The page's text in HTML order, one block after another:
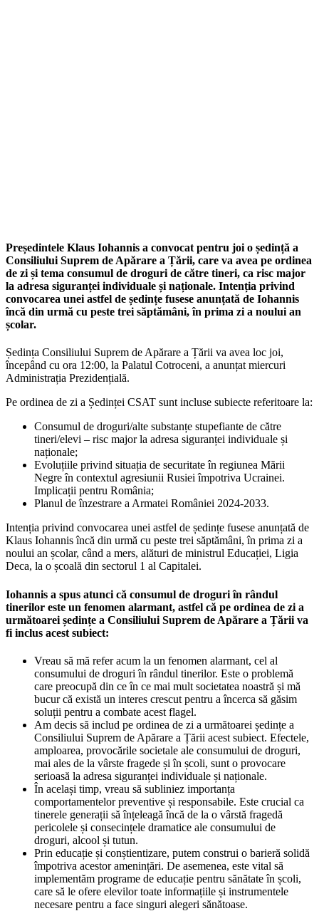
​Președintele Klaus Iohannis a convocat pentru joi o ședință a
Consiliului Suprem de Apărare a Țării, care va avea pe ordinea
de zi și tema consumul de droguri de către tineri, ca risc major
la adresa siguranței individuale și naționale. Intenția privind
convocarea unei astfel de ședințe fusese anunțată de Iohannis
încă din urmă cu peste trei săptămâni, în prima zi a noului an
școlar.
Ședința Consiliului Suprem de Apărare a Țării va avea loc joi,
începând cu ora 12:00, la Palatul Cotroceni, a anunțat miercuri
Administrația Prezidențială.
Pe ordinea de zi a Ședinței CSAT sunt incluse subiecte referitoare la:
Consumul de droguri/alte substanțe stupefiante de către
tineri/elevi – risc major la adresa siguranței individuale și
naționale;
Evoluțiile privind situația de securitate în regiunea Mării
Negre în contextul agresiunii Rusiei împotriva Ucrainei.
Implicații pentru România;
Planul de înzestrare a Armatei României 2024-2033.
Intenția privind convocarea unei astfel de ședințe fusese anunțată de
Klaus Iohannis încă din urmă cu peste trei săptămâni, în prima zi a
noului an școlar, când a mers, alături de ministrul Educației, Ligia
Deca, la o școală din sectorul 1 al Capitalei.
Iohannis a spus atunci că consumul de droguri în rândul
tinerilor este un fenomen alarmant, astfel că pe ordinea de zi a
următoarei ședințe a Consiliului Suprem de Apărare a Țării va
fi inclus acest subiect:
Vreau să mă refer acum la un fenomen alarmant, cel al
consumului de droguri în rândul tinerilor. Este o problemă
care preocupă din ce în ce mai mult societatea noastră și mă
bucur că există un interes crescut pentru a încerca să găsim
soluții pentru a combate acest flagel.
Am decis să includ pe ordinea de zi a următoarei ședințe a
Consiliului Suprem de Apărare a Țării acest subiect. Efectele,
amploarea, provocările societale ale consumului de droguri,
mai ales de la vârste fragede și în școli, sunt o provocare
serioasă la adresa siguranței individuale și naționale.
În același timp, vreau să subliniez importanța
comportamentelor preventive și responsabile. Este crucial ca
tinerele generații să înțeleagă încă de la o vârstă fragedă
pericolele și consecințele dramatice ale consumului de
droguri, alcool și tutun.
Prin educație și conștientizare, putem construi o barieră solidă
împotriva acestor amenințări. De asemenea, este vital să
implementăm programe de educație pentru sănătate în școli,
care să le ofere elevilor toate informațiile și instrumentele
necesare pentru a face singuri alegeri sănătoase.